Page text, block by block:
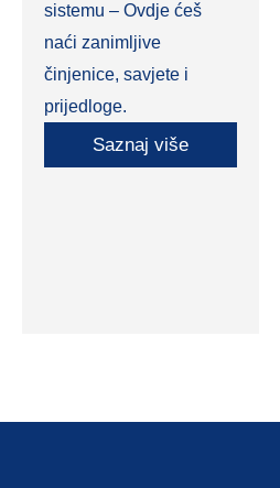
sistemu – Ovdje ćeš
naći zanimljive
činjenice, savjete i
prijedloge.
Saznaj više